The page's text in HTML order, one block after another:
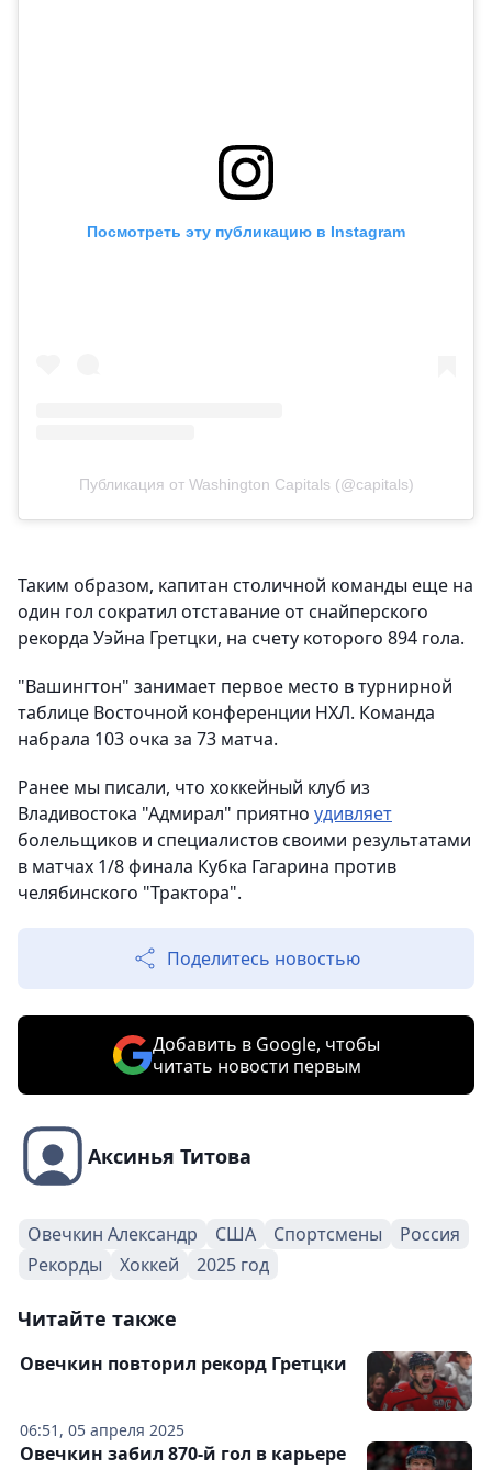
Посмотреть эту публикацию в Instagram
Публикация от Washington Capitals (@capitals)
Таким образом, капитан столичной команды еще на
один гол сократил отставание от снайперского
рекорда Уэйна Гретцки, на счету которого 894 гола.
"Вашингтон" занимает первое место в турнирной
таблице Восточной конференции НХЛ. Команда
набрала 103 очка за 73 матча.
Ранее мы писали, что хоккейный клуб из
Владивостока "Адмирал" приятно удивляет
болельщиков и специалистов своими результатами
в матчах 1/8 финала Кубка Гагарина против
челябинского "Трактора".
Поделитесь новостью
Добавить в Google, чтобы
читать новости первым
Аксинья Титова
Овечкин Александр США Спортсмены
Россия
Рекорды
Хоккей 2025 год
Читайте также
06:51, 05 апреля 2025
Овечкин повторил рекорд Гретцки
Овечкин забил 870-й гол в карьере